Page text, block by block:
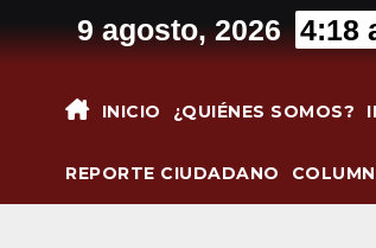
al
9 agosto, 2026 4:18
INICIO ¿QUIÉNES SOMOS?
REPORTE CIUDADANO